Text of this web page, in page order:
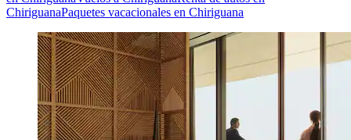
ChiriguanaPaquetes vacacionales en Chiriguana